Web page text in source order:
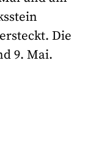
Die
9. Mai.